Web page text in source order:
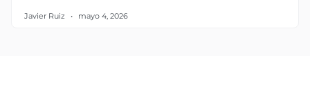
Javier Ruiz mayo 4, 2026